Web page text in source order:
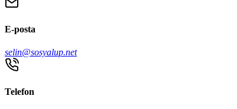
E-posta
selin@sosyalup.net
Telefon